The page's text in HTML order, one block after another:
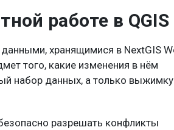
работе в QGIS
хранящимися в NextGIS
того, какие изменения в нём
набор данных, а только
разрешать конфликты